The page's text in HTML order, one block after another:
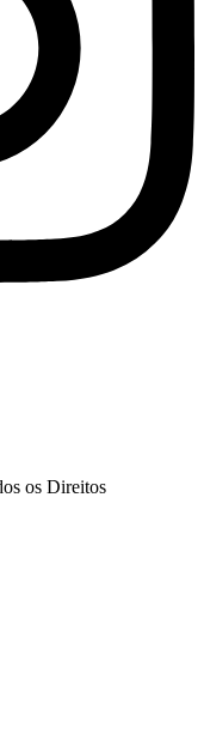
os Direitos